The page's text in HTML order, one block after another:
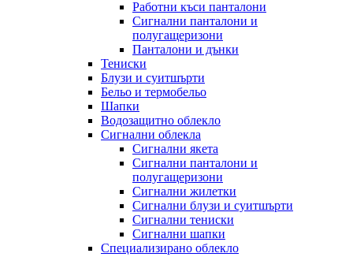
Работни къси панталони
Сигнални панталони и
полугащеризони
Панталони и дънки
Тениски
Блузи и суитшърти
Бельо и термобельо
Шапки
Водозащитно облекло
Сигнални облекла
Сигнални якета
Сигнални панталони и
полугащеризони
Сигнални жилетки
Сигнални блузи и суитшърти
Сигнални тениски
Сигнални шапки
Специализирано облекло